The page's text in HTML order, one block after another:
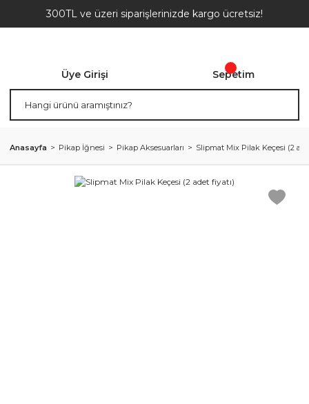
300TL ve üzeri siparişlerinizde kargo ücretsiz!
Üye Girişi Sepetim
Anasayfa Pikap İğnesi Pikap Aksesuarları Slipmat Mix Pilak Keçesi (2